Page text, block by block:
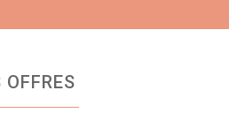
OFFRES